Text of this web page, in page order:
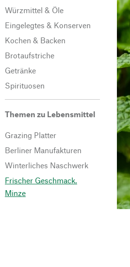
Würzmittel & Öle
Eingelegtes & Konserven
Kochen & Backen
Brotaufstriche
Getränke
Spirituosen
Themen zu Lebensmittel
Grazing Platter
Berliner Manufakturen
Winterliches Naschwerk
Frischer Geschmack.
Minze